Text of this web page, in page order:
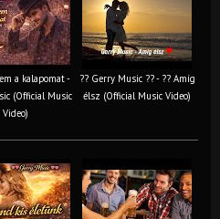
a kalapomat -
(Official Music
Video)
?? Gerry Music ?? - ?? Amíg
élsz (Official Music Video)